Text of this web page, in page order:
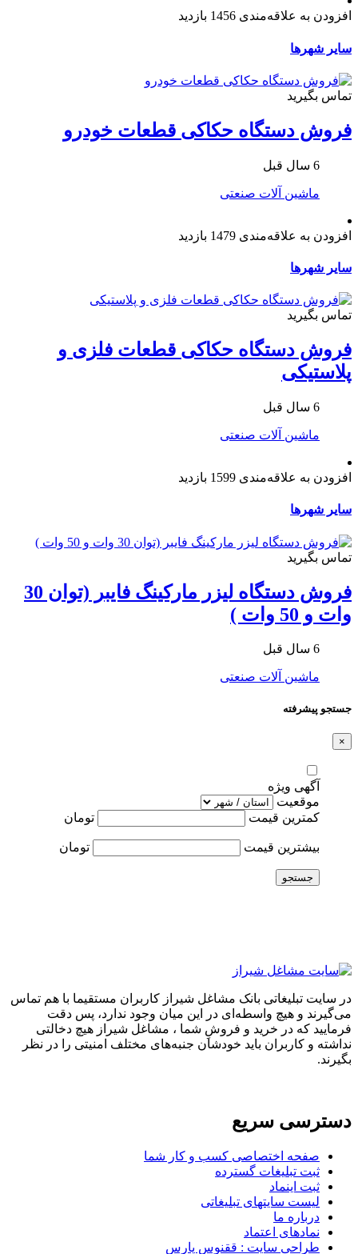
افزودن به علاقه‌مندی 1456 بازدید
سایر شهرها
تماس بگیرید
فروش دستگاه حکاکی قطعات خودرو
6 سال قبل
ماشین آلات صنعتی
افزودن به علاقه‌مندی 1479 بازدید
سایر شهرها
تماس بگیرید
فروش دستگاه حکاکی قطعات فلزی و
پلاستیکی
6 سال قبل
ماشین آلات صنعتی
افزودن به علاقه‌مندی 1599 بازدید
سایر شهرها
تماس بگیرید
فروش دستگاه لیزر مارکینگ فایبر (توان 30
وات و 50 وات )
6 سال قبل
ماشین آلات صنعتی
جستجو پیشرفته
×
آگهی ویژه
موقعیت
کمترین قیمت
تومان
بیشترین قیمت تومان
جستجو
در سایت تبلیغاتی بانک مشاغل شیراز کاربران مستقیما با هم تماس
می‌گیرند و هیچ واسطه‌ای در این میان وجود ندارد، پس دقت
فرمایید که در خرید و فروشِ شما ، مشاغل شیراز هیچ دخالتی
نداشته و کاربران باید خودشان جنبه‌های مختلف امنیتی را در نظر
بگیرند.
دسترسی سریع
صفحه اختصاصی کسب و کار شما
ثبت تبلیغات گسترده
ثبت اینماد
لیست سایتهای تبلیغاتی
درباره ما
نمادهای اعتماد
طراحی سایت : ققنوس پارس